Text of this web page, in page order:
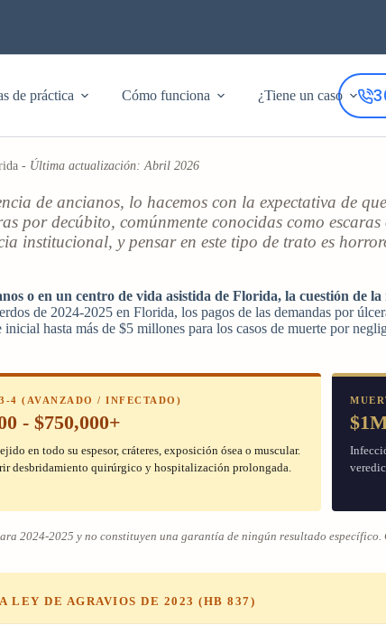
de práctica Cómo funciona ¿Tiene un caso
- Última actualización: Abril 2026
de ancianos, lo hacemos con la expectativa de
por decúbito, comúnmente conocidas como
institucional, y pensar en este tipo de trato es
o en un centro de vida asistida de Florida, la cuestión de
de 2024-2025 en Florida, los pagos de las demandas por
hasta más de $5 millones para los casos de muerte por
4 (AVANZADO / INFECTADO)
- $750,000+
en todo su espesor, cráteres, exposición ósea o muscular.
desbridamiento quirúrgico y hospitalización prolongada.
2024-2025 y no constituyen una garantía de ningún resultado específico.
DE AGRAVIOS DE 2023 (HB 837)